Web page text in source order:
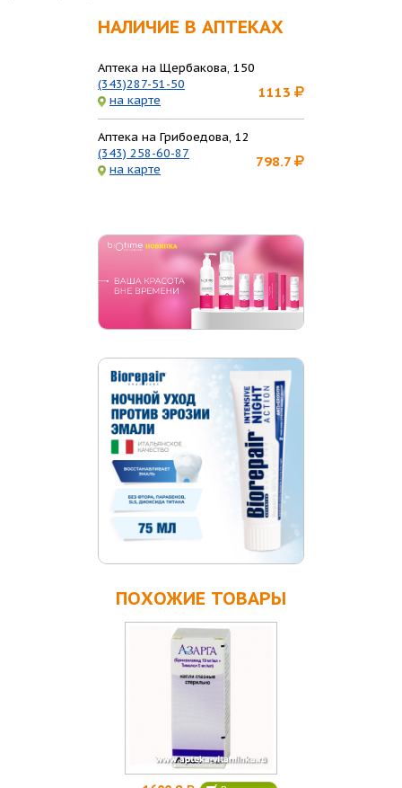
НАЛИЧИЕ В АПТЕКАХ
Аптека на Щербакова, 150
(343)287-51-50
на карте
1113
Аптека на Грибоедова, 12
(343) 258-60-87
на карте
798.7
ПОХОЖИЕ ТОВАРЫ